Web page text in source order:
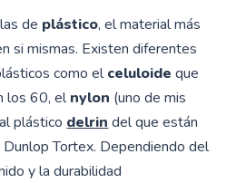
de plástico, el material más
si mismas. Existen diferentes
como elceluloideque
los 60, elnylon (uno de mis
plástico delrin del que están
Tortex. Dependiendo del
y la durabilidad